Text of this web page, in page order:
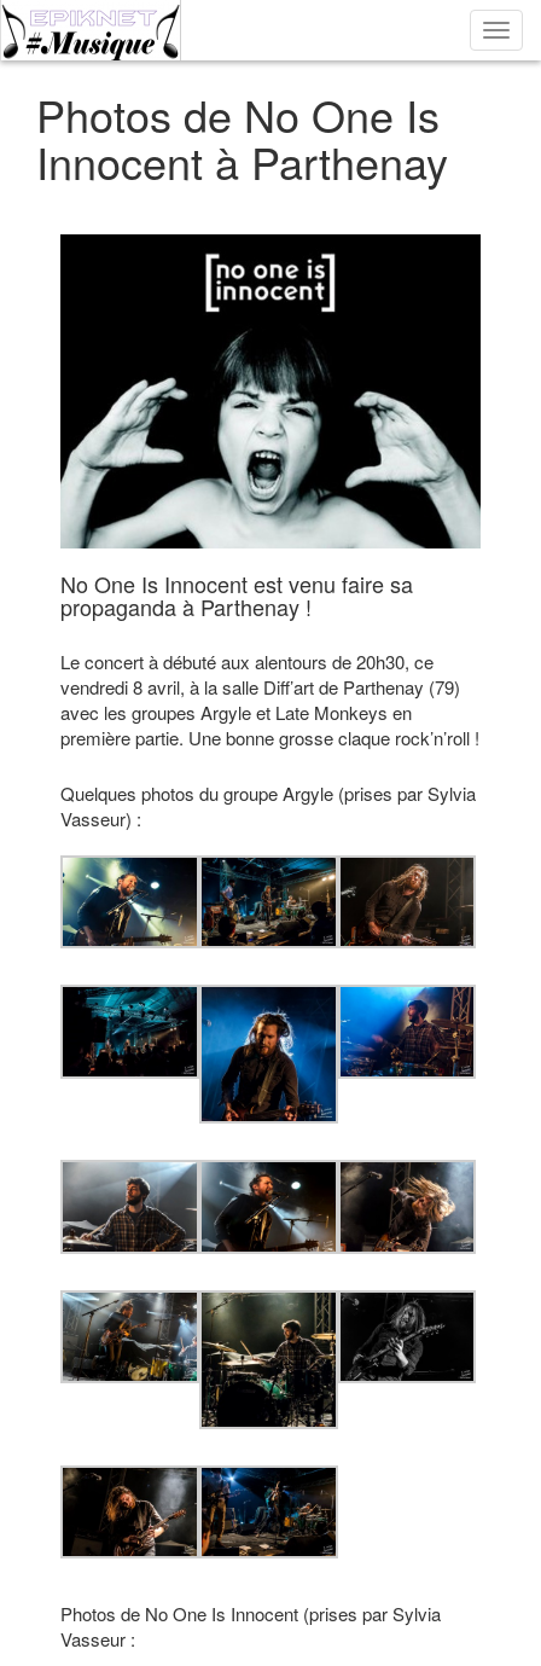
la
Photos de No One Is
Innocent à Parthenay
No One Is Innocent est venu faire sa
propaganda à Parthenay !
Le concert à débuté aux alentours de 20h30, ce
vendredi 8 avril, à la salle Diff’art de Parthenay (79)
avec les groupes Argyle et Late Monkeys en
première partie. Une bonne grosse claque rock’n’roll !
Quelques photos du groupe Argyle (prises par Sylvia
Vasseur) :
Photos de No One Is Innocent (prises par Sylvia
Vasseur :